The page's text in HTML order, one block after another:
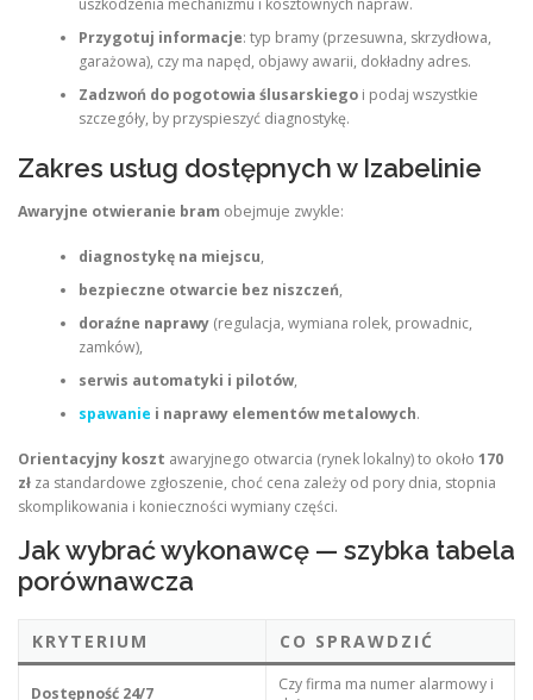
uszkodzenia mechanizmu i kosztownych napraw.
Przygotuj informacje: typ bramy (przesuwna, skrzydłowa,
garażowa), czy ma napęd, objawy awarii, dokładny adres.
Zadzwoń do pogotowia ślusarskiegoi podaj wszystkie
szczegóły, by przyspieszyć diagnostykę.
Zakres usług dostępnych w Izabelinie
Awaryjne otwieranie bram obejmuje zwykle:
diagnostykę na miejscu,
bezpieczne otwarcie bez niszczeń,
doraźne naprawy(regulacja, wymiana rolek, prowadnic,
zamków),
serwis automatyki i pilotów,
spawanie i naprawy elementów metalowych.
Orientacyjny koszt awaryjnego otwarcia (rynek lokalny) to około 170
zł za standardowe zgłoszenie, choć cena zależy od pory dnia, stopnia
skomplikowania i konieczności wymiany części.
Jak wybrać wykonawcę — szybka tabela
porównawcza
KRYTERIUM CO SPRAWDZIĆ
Dostępność 24/7
Czy firma ma numer alarmowy i